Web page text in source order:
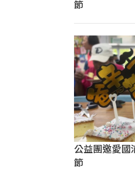
節
公益團邀愛國
節